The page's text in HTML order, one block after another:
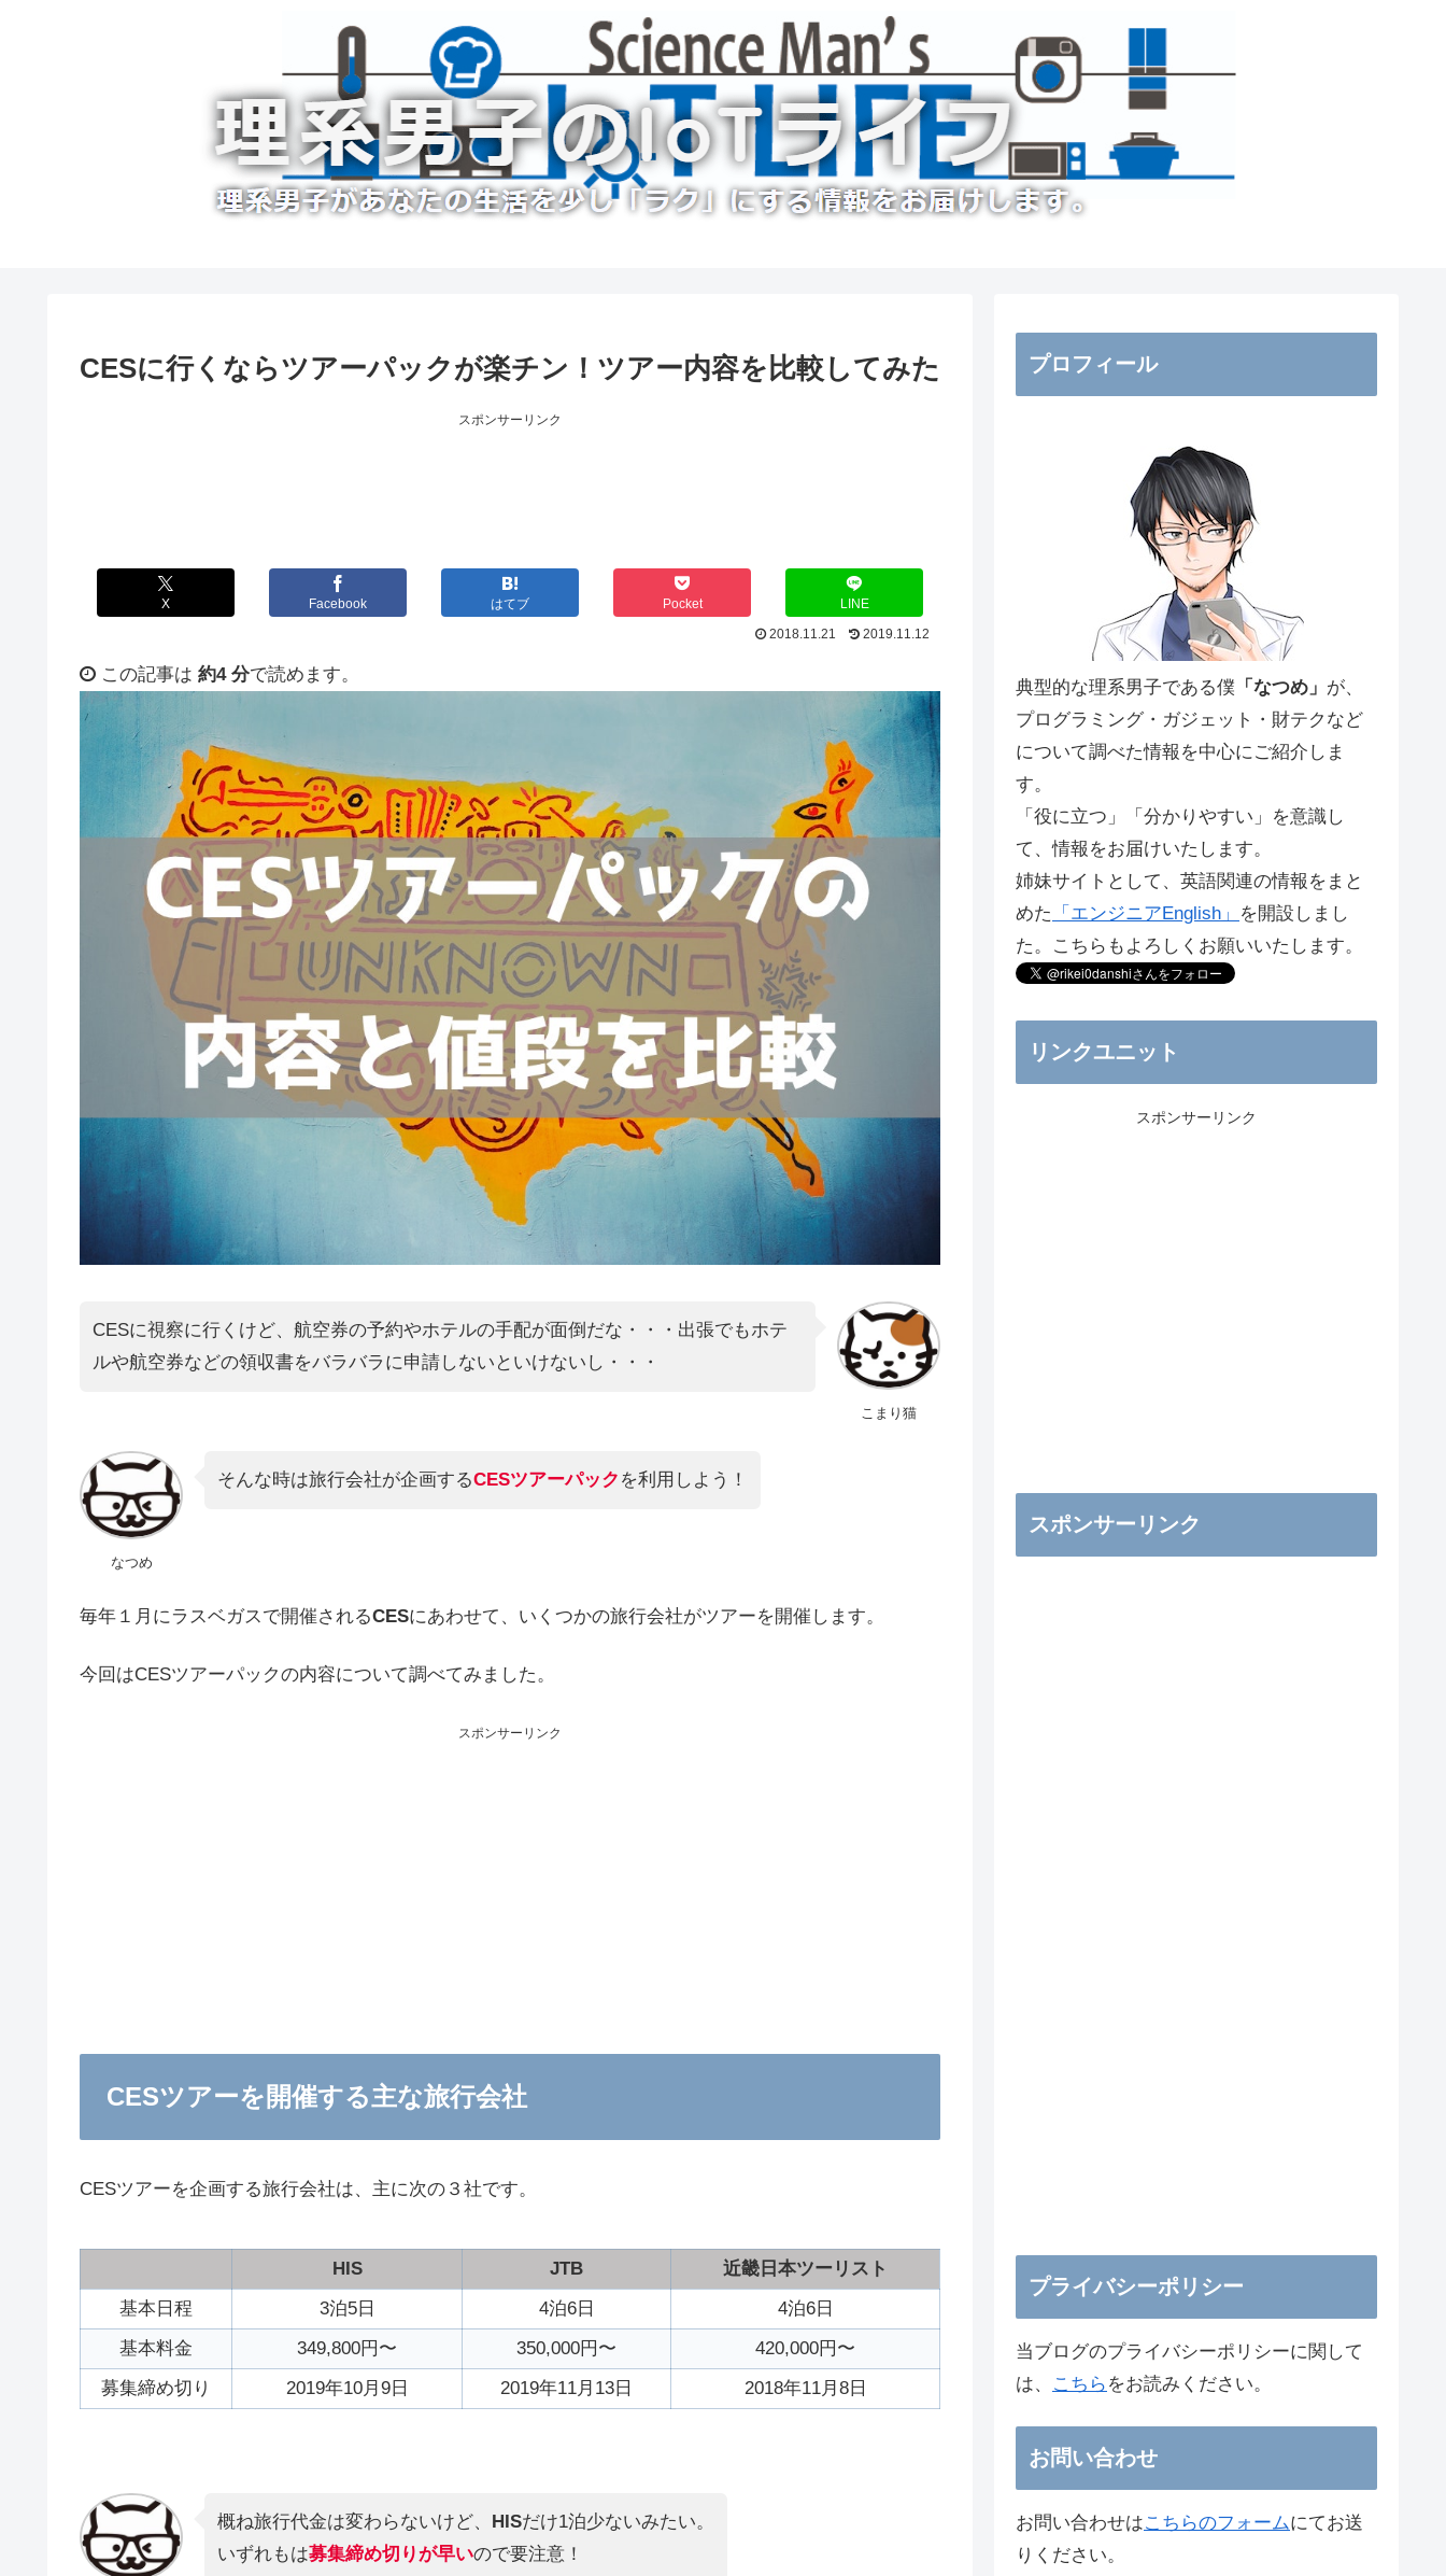
CESに行くならツアーパックが楽チン！ツアー内容を比較してみた
スポンサーリンク
X Facebook はてブ Pocket
LINE
2018.11.21
2019.11.12
この記事は 約4 分で読めます。
こまり猫
CESに視察に行くけど、航空券の予約やホテルの手配が面倒だな・・・出張でもホテ
ルや航空券などの領収書をバラバラに申請しないといけないし・・・
なつめ
そんな時は旅行会社が企画するCESツアーパック を利用しよう！
毎年１月にラスベガスで開催されるCESにあわせて、いくつかの旅行会社がツアーを開催します。
今回はCESツアーパックの内容について調べてみました。
スポンサーリンク
CESツアーを開催する主な旅行会社
CESツアーを企画する旅行会社は、主に次の３社です。
HIS JTB
近畿日本ツーリスト
基本日程
3泊5日 4泊6日
4泊6日
基本料金
349,800円〜 350,000円〜
420,000円〜
募集締め切り
2019年10月9日 2019年11月13日 2018年11月8日
概ね旅行代金は変わらないけど、 HISだけ1泊少ないみたい。
いずれもは募集締め切りが早いので要注意！
プロフィール
典型的な理系男子である僕 「なつめ」 が、
プログラミング・ガジェット・財テクなど
について調べた情報を中心にご紹介しま
す。
「役に立つ」「分かりやすい」を意識し
て、情報をお届けいたします。
姉妹サイトとして、英語関連の情報をまと
めた
「エンジニアEnglish」
を開設しまし
た。こちらもよろしくお願いいたします。
リンクユニット
スポンサーリンク
スポンサーリンク
プライバシーポリシー
当ブログのプライバシーポリシーに関して
は、
こちら をお読みください。
お問い合わせ
お問い合わせはこちらのフォームにてお送
りください。